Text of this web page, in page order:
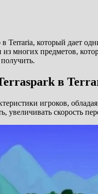
в Terraria, который дает
многих предметов,
в
игроков,
увеличивать скорость